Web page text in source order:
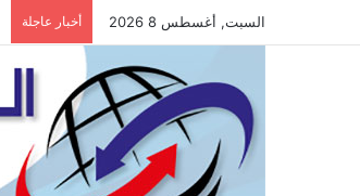
السبت, أغسطس 8 2026 أخبار عاجلة